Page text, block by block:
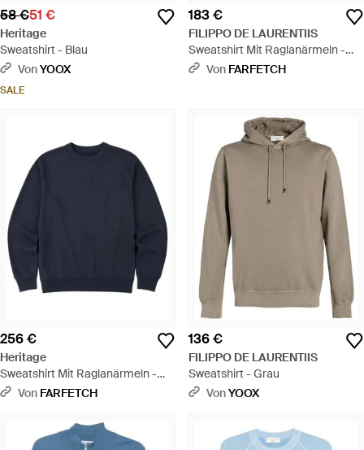
58 €51 €
Heritage
Sweatshirt - Blau
VonYOOX
SALE
183 €
FILIPPO DE LAURENTIIS
Sweatshirt Mit Raglanärmeln -
BlauVon FARFETCH
256 €
Heritage
Sweatshirt Mit Raglanärmeln -
BlauVon FARFETCH
136 €
FILIPPO DE LAURENTIIS
Sweatshirt - Grau
VonYOOX